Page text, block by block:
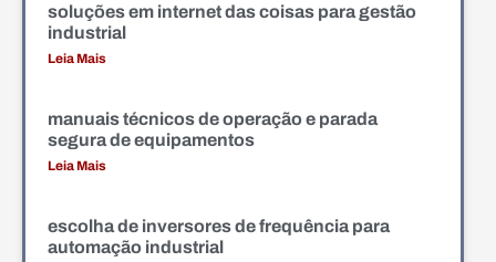
soluções em internet das coisas para gestão
industrial
Leia Mais
manuais técnicos de operação e parada
segura de equipamentos
Leia Mais
escolha de inversores de frequência para
automação industrial